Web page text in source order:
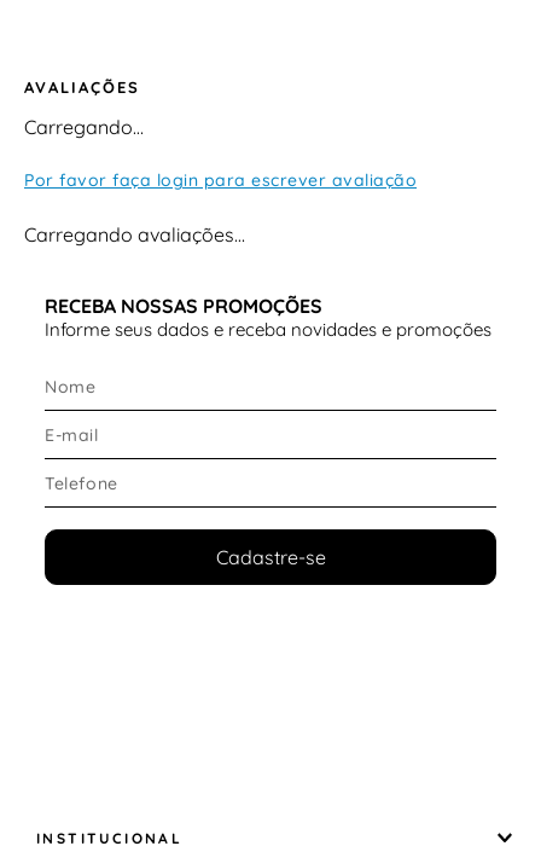
AVALIAÇÕES
Carregando…
Por favor faça login para escrever avaliação
Carregando avaliações…
RECEBA NOSSAS PROMOÇÕES
Informe seus dados e receba novidades e promoções
Cadastre-se
INSTITUCIONAL